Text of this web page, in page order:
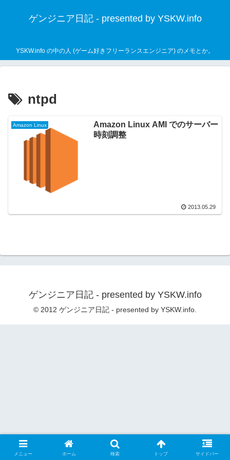
ゲンジニア日記 - presented by YSKW.info
YSKW.info の中の人 (ゲーム好きフリーランスエンジニア) のメモとか。
ntpd
Amazon Linux
Amazon Linux AMI でのサーバー
時刻調整
2013.05.29
ゲンジニア日記 - presented by YSKW.info
© 2012 ゲンジニア日記 - presented by YSKW.info.
メニュー ホーム 検索 トップ サイドバー